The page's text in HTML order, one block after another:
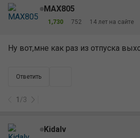
MAX805
1,730 752 14 лет на сайте
Ну вот,мне как раз из отпуска
Ответить
1 /3
Kidalv